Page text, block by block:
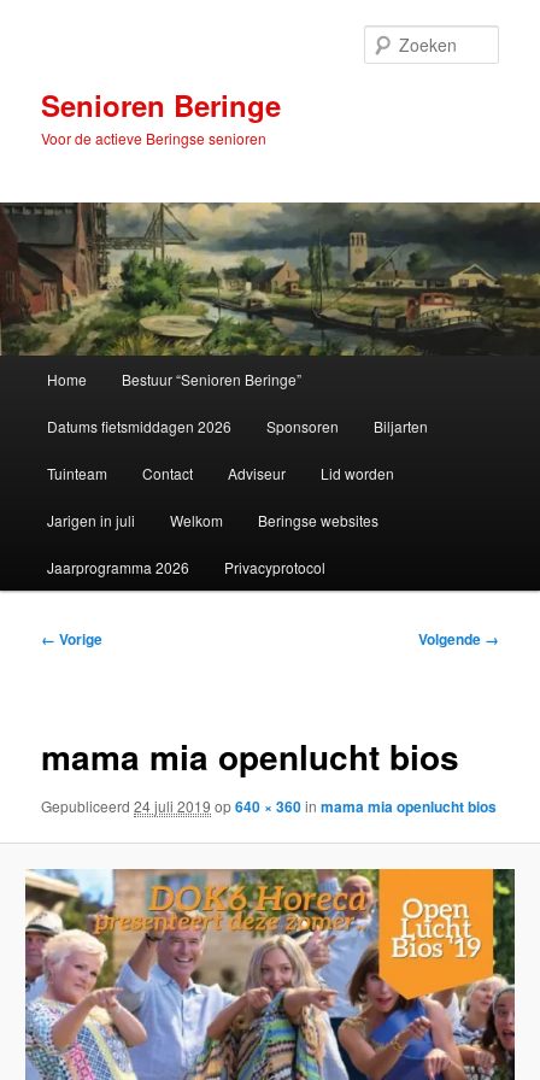
inhoudSenioren Beringe
Voor de actieve Beringse senioren
Home Bestuur “Senioren Beringe”
Datums fietsmiddagen 2026 Sponsoren Biljarten
Tuinteam Contact Adviseur Lid worden
Jarigen in juli Welkom Beringse websites
Jaarprogramma 2026 Privacyprotocol
Afbeeldingsnavigatie
← Vorige Volgende →
mama mia openlucht bios
Gepubliceerd24 juli 2019 op640 × 360inmama mia openlucht bios